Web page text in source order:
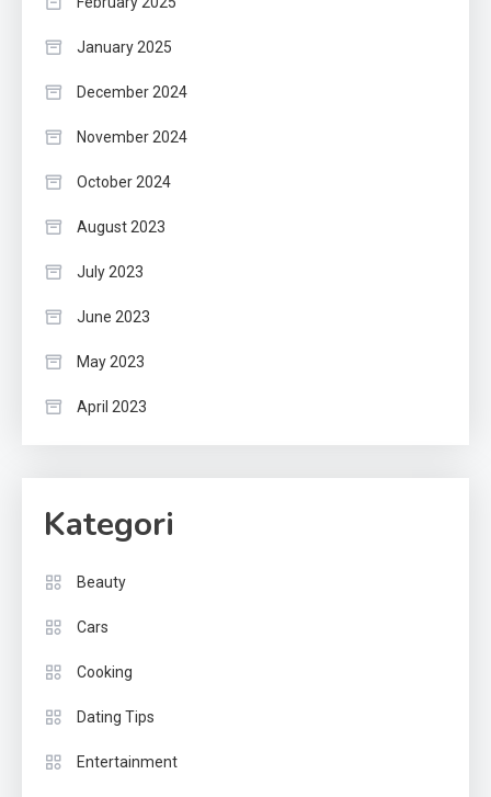
January 2025
December 2024
November 2024
October 2024
August 2023
July 2023
June 2023
May 2023
April 2023
Kategori
Beauty
Cars
Cooking
Dating Tips
Entertainment